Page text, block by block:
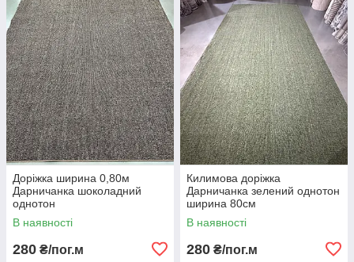
Доріжка ширина 0,80м
Дарничанка шоколадний
однотон
В наявності
280 ₴/пог.м
Килимова доріжка
Дарничанка зелений однотон
ширина 80см
В наявності
280 ₴/пог.м